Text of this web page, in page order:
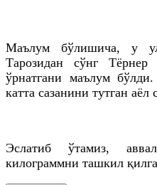
Маълум бўлишича, у
Тарозидан сўнгТёрнер
ўрнатгани маълум
катта сазанини тутган
Эслатиб ўтамиз,
килограммни ташкил